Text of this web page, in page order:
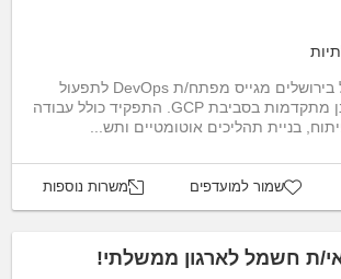
ארגון בטחוני מוביל בירושלים מגייס מפתח/ת DevOps לתפעול
ופיתוח תשתיות ענן מתקדמות בסביבת GCP. התפקיד כולל עבודה
בניית תהליכים אוטומטיים ותש...
שמור למועדפים משרות נוספות
ת חשמל לארגון ממשלתי!